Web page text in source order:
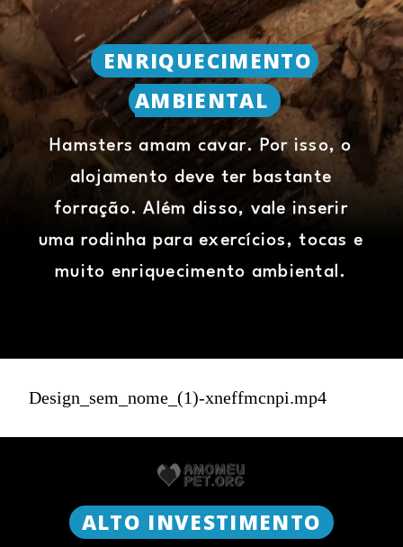
Hamsters amam cavar. Por isso, o
alojamento deve ter bastante
forração. Além disso, vale inserir
uma rodinha para exercícios, tocas e
muito enriquecimento ambiental.
ENRIQUECIMENTO
AMBIENTAL
Design_sem_nome_(1)-xneffmcnpi.mp4
ALTO INVESTIMENTO